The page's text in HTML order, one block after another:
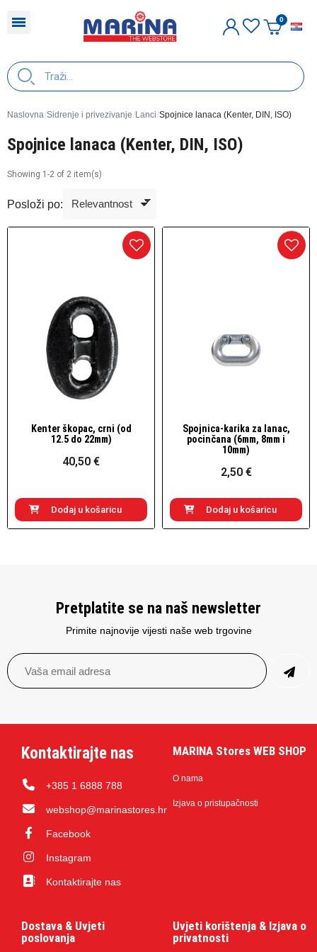
Naslovna Sidrenje i privezivanje Lanci Spojnice lanaca (Kenter, DIN, ISO)
Spojnice lanaca (Kenter, DIN, ISO)
Showing 1-2 of 2 item(s)
Posloži po:
Brzi pogled
Kenter škopac, crni (od
12.5 do 22mm)
40,50 €
Dodaj u košaricu
Brzi pogled
Spojnica-karika za lanac,
pocinčana (6mm, 8mm i
10mm)
2,50 €
Dodaj u košaricu
Pretplatite se na naš newsletter
Primite najnovije vijesti naše web trgovine
Kontaktirajte nas
+385 1 6888 788
webshop@marinastores.hr
Facebook
Instagram
Kontaktirajte nas
MARINA Stores WEB SHOP
O nama
Izjava o pristupačnosti
Dostava & Uvjeti
poslovanja
Uvjeti korištenja & Izjava o
privatnosti